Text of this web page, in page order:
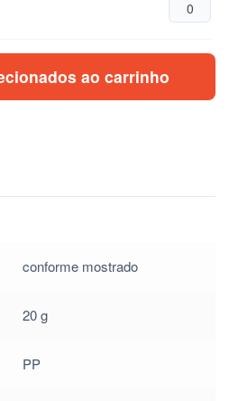
ao carrinho
conforme mostrado
20 g
PP